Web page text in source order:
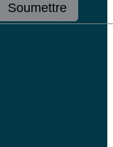
Soumettre